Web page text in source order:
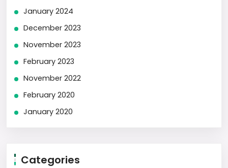
January 2024
December 2023
November 2023
February 2023
November 2022
February 2020
January 2020
Categories